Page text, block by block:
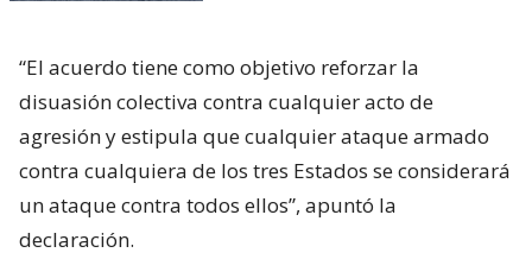
“El acuerdo tiene como objetivo reforzar la
disuasión colectiva contra cualquier acto de
agresión y estipula que cualquier ataque armado
contra cualquiera de los tres Estados se considerará
un ataque contra todos ellos”, apuntó la
declaración.